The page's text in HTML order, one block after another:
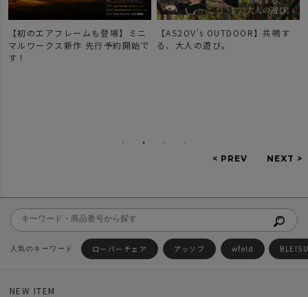
【初のエアフレームも登場】ミニ
マルワークス新作 先行予約開始で
す！
【AS2OV's OUTDOOR】共鳴す
る、大人の遊び。
ローバーチェア アッソブ wfeld
NEW ITEM